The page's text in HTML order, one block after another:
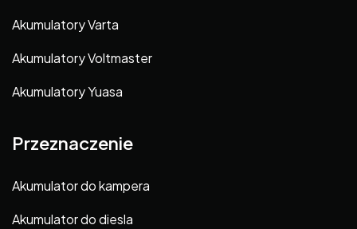
Akumulatory Varta
Akumulatory Voltmaster
Akumulatory Yuasa
Przeznaczenie
Akumulator do kampera
Akumulator do diesla